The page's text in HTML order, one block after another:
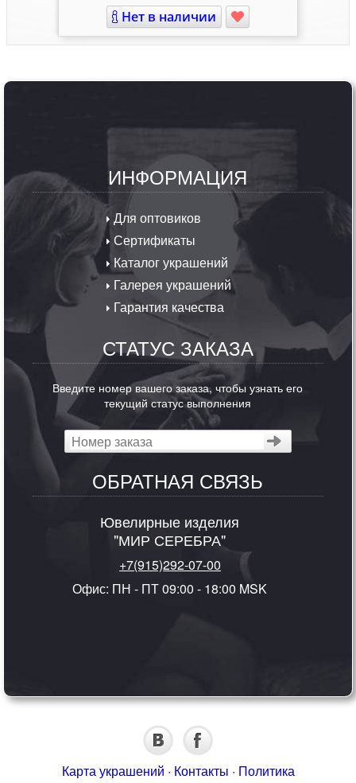
Нет в наличии
ИНФОРМАЦИЯ
Для оптовиков
Сертификаты
Каталог украшений
Галерея украшений
Гарантия качества
СТАТУС ЗАКАЗА
Введите номер вашего заказа, чтобы узнать его
текущий статус выполнения
ОБРАТНАЯ СВЯЗЬ
Ювелирные изделия
"МИР СЕРЕБРА"
+7(915)292-07-00
Офис: ПН - ПТ 09:00 - 18:00 MSK
Карта украшений · Контакты · Политика